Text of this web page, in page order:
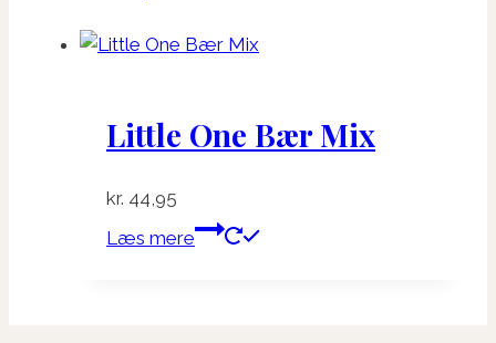
var:
Little One Bær Mix
kr. 44,95
Læs mere